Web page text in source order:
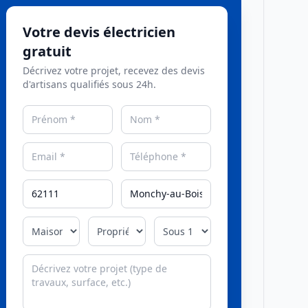
Votre devis électricien
gratuit
Décrivez votre projet, recevez des devis
d'artisans qualifiés sous 24h.